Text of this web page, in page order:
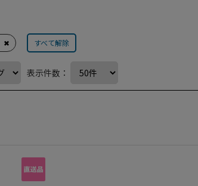
✖ すべて解除
表示件数：